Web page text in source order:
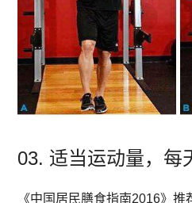
03. 适当运动量，每
《中国居民膳食指南2016》